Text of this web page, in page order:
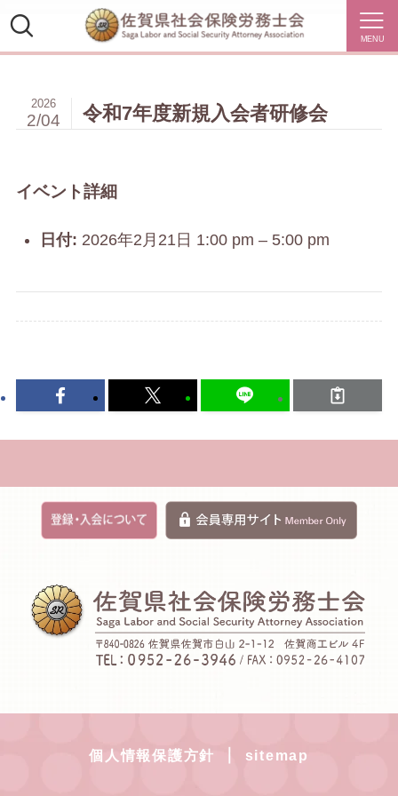
MENU
令和7年度新規入会者研修会
2026
2/04
イベント詳細
日付: 2026年2月21日 1:00 pm – 5:00 pm
個人情報保護方針 sitemap